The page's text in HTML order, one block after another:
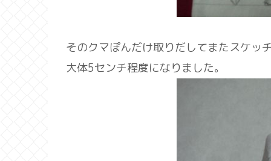
そのクマぽんだけ取りだしてまたスケッ
大体5センチ程度になりました。